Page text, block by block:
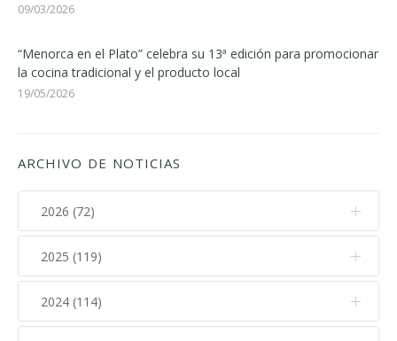
09/03/2026
“Menorca en el Plato” celebra su 13ª edición para promocionar
la cocina tradicional y el producto local
19/05/2026
ARCHIVO DE NOTICIAS
2026 (72)
Agosto (1)
Julio (11)
Junio (7)
2025 (119)
Diciembre (12)
2024 (114)